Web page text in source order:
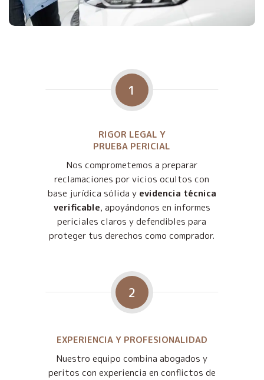
1
RIGOR LEGAL Y
PRUEBA PERICIAL
Nos comprometemos a preparar
reclamaciones por vicios ocultos con
base jurídica sólida y evidencia técnica
verificable, apoyándonos en informes
periciales claros y defendibles para
proteger tus derechos como comprador.
2
EXPERIENCIA Y PROFESIONALIDAD
Nuestro equipo combina abogados y
peritos con experiencia en conflictos de